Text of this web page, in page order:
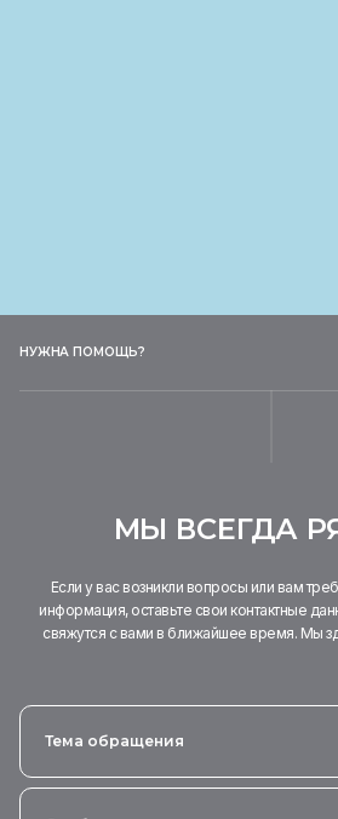
НУЖНА ПОМОЩЬ?
МЫ ВСЕГДА
Если у вас возникли вопросы или вам
информация, оставьте свои контактные
свяжутся с вами в ближайшее время. Мы
Тема обращения